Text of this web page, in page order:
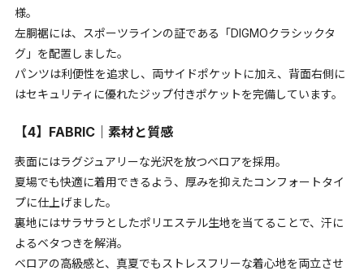
様。
左胴裾には、スポーツラインの証である「DIGMOクラシックタ
グ」を配置しました。
パンツは利便性を追求し、両サイドポケットに加え、背面右側に
はセキュリティに優れたジップ付きポケットを完備しています。
【4】FABRIC｜素材と質感
表面にはラグジュアリーな光沢を放つベロアを採用。
夏場でも快適に着用できるよう、厚みを抑えたコンフォートタイ
プに仕上げました。
裏地にはサラサラとしたポリエステル生地を当てることで、汗に
よるベタつきを解消。
ベロアの高級感と、真夏でもストレスフリーな着心地を両立させ